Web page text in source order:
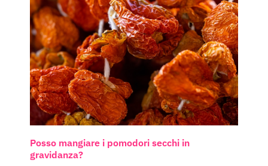
Posso mangiare i pomodori secchi in
gravidanza?